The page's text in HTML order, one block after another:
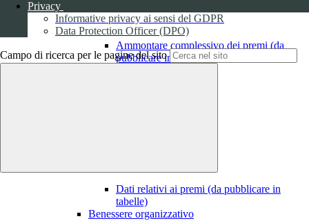
Privacy
Informative privacy ai sensi del GDPR
Data Protection Officer (DPO)
Campo di ricerca per le pagine del sito
Ammontare complessivo dei premi (da
pubblicare in tabelle) 1
Dati relativi ai premi (da pubblicare in
tabelle)
Benessere organizzativo